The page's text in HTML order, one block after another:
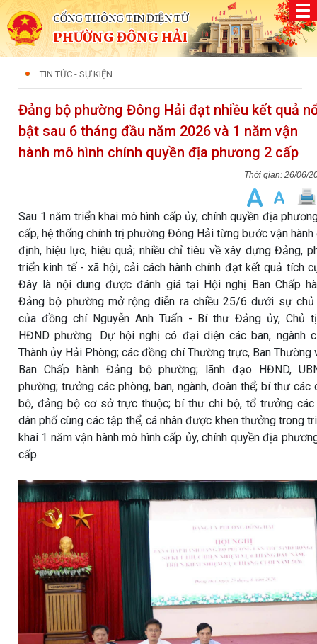
CỔNG THÔNG TIN ĐIỆN TỬ
PHƯỜNG ĐÔNG HẢI
TIN TỨC - SỰ KIỆN
Đảng bộ phường Đông Hải đạt nhiều kết quả
bật sau 6 tháng đầu năm 2026 và 1 năm vận
hành mô hình chính quyền địa phương 2 cấp
26/06/
Sau 1 năm triển khai mô hình cấp ủy, chính quyền địa
cấp, hệ thống chính trị phường Đông Hải từng bước vận hành
định, hiệu lực, hiệu quả; nhiều chỉ tiêu về xây dựng Đảng,
triển kinh tế - xã hội, cải cách hành chính đạt kết quả tích
Đây là nội dung được đánh giá tại Hội nghị Ban Chấp
Đảng bộ phường mở rộng diễn ra chiều 25/6 dưới sự
của đồng chí Nguyễn Anh Tuấn - Bí thư Đảng ủy, Chủ
HĐND phường. Dự hội nghị có đại diện các ban, ngành
Thành ủy Hải Phòng; các đồng chí Thường trực, Ban Thường
Ban Chấp hành Đảng bộ phường; lãnh đạo HĐND,
phường; trưởng các phòng, ban, ngành, đoàn thể; bí thư các
bộ, đảng bộ cơ sở trực thuộc; bí thư chi bộ, tổ trưởng
dân phố cùng các tập thể, cá nhân được khen thưởng trong
khai 1 năm vận hành mô hình cấp ủy, chính quyền địa
cấp.